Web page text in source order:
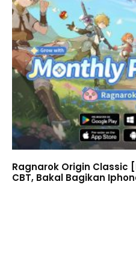
Ragnarok Origin Classic
CBT, Bakal Bagikan